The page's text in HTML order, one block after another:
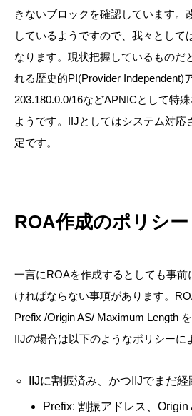
きないブロックを確認しています。
しているようですので、我々として
なります。現状把握しているものだ
れる歴史的PI(Provider Independent)
203.180.0.0/16などAPNICとして特
ようです。IIJとしてはシステム対応
定です。
ROA作成のポリシー
一言にROAを作成するとしても事前
ければならない事項があります。
Prefix /Origin AS/ Maximum Length
IIJの場合は以下のようなポリシーに
IIJに割振済み、かつIIJでまだ
Prefix: 割振アドレス、